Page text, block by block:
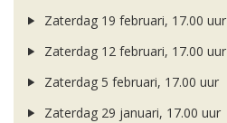
Zaterdag 19 februari, 17.00 uur
Zaterdag 12 februari, 17.00 uur
Zaterdag 5 februari, 17.00 uur
Zaterdag 29 januari, 17.00 uur